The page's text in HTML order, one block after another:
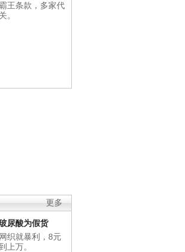
王条款，多家代
。
更多
尿酸为假货
织就暴利，8元
上万。